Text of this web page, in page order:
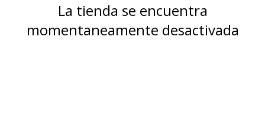
La tienda se encuentra
momentaneamente desactivada